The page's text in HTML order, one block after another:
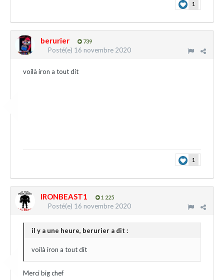
1
berurier 739
Posté(e) 16 novembre 2020
voilà iron a tout dit
1
IRONBEAST1 1 225
Posté(e) 16 novembre 2020
il y a une heure, berurier a dit :
voilà iron a tout dit
Merci big chef